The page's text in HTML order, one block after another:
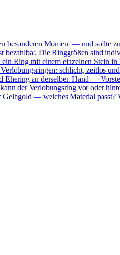
Moment — und sollte
Die Ringgrößen sind
Ring mit einem einzelnen Stein
schlicht, zeitlos
an derselben Hand —
der Verlobungsring vor oder
Gelbgold — welches Material